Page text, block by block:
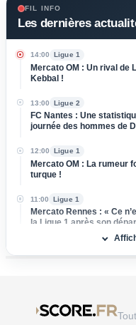
FIL INFO
Les dernières
14:00 Ligue 1
Mercato OM : Un rival de
Kebbal !
13:00 Ligue 2
FC Nantes : Une
journée des hommes de
12:00 Ligue 1
Mercato OM : La rumeur
turque !
11:00 Ligue 1
Mercato Rennes : « Ce
la Ligue 1 après son
Mercato ASSE : Deux
s'enflamme pour les ex-